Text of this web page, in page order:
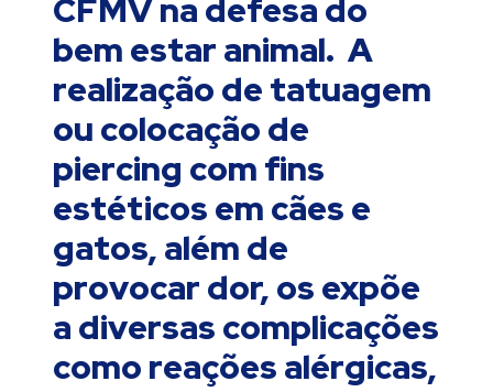
CFMV na defesa do
bem estar animal. A
realização de tatuagem
ou colocação de
piercing com fins
estéticos em cães e
gatos, além de
provocar dor, os expõe
a diversas complicações
como reações alérgicas,